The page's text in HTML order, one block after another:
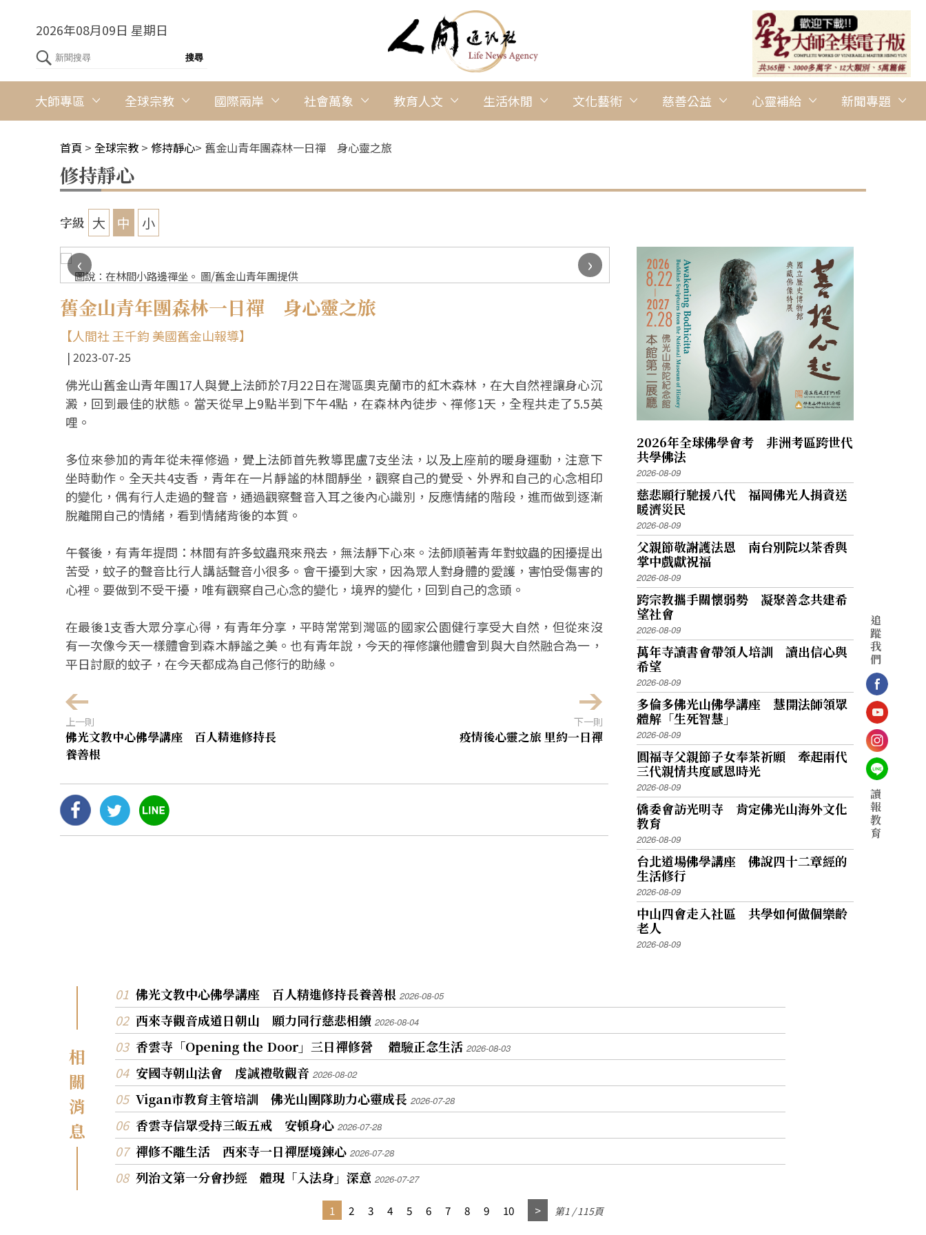
2026年08月09日 星期日
大師專區 全球宗教 國際兩岸 社會萬象 教育人文 生活休閒 文化藝術 慈善公益 心靈補給 新聞專題
首頁 > 全球宗教 > 修持靜心> 舊金山青年團森林一日禪 身心靈之旅
修持靜心
字級 大 中 小
圖說：在林間小路邊禪坐。 圖/舊金山青年團提供 圖說：大自然中禪修。 圖/舊金山青年團提供
‹
›
舊金山青年團森林一日禪 身心靈之旅
【人間社 王千鈞 美國舊金山報導】
2023-07-25
佛光山舊金山青年團17人與覺上法師於7月22日在灣區奧克蘭市的紅木森林，在大自然裡讓身心沉
澱，回到最佳的狀態。當天從早上9點半到下午4點，在森林內徒步、禪修1天，全程共走了5.5英
哩。
多位來參加的青年從未禪修過，覺上法師首先教導毘盧7支坐法，以及上座前的暖身運動，注意下
坐時動作。全天共4支香，青年在一片靜謐的林間靜坐，觀察自己的覺受、外界和自己的心念相印
的變化，偶有行人走過的聲音，通過觀察聲音入耳之後內心識別，反應情緒的階段，進而做到逐漸
脫離開自己的情緒，看到情緒背後的本質。
午餐後，有青年提問：林間有許多蚊蟲飛來飛去，無法靜下心來。法師順著青年對蚊蟲的困擾提出
苦受，蚊子的聲音比行人講話聲音小很多。會干擾到大家，因為眾人對身體的愛護，害怕受傷害的
心裡。要做到不受干擾，唯有觀察自己心念的變化，境界的變化，回到自己的念頭。
在最後1支香大眾分享心得，有青年分享，平時常常到灣區的國家公園健行享受大自然，但從來沒
有一次像今天一樣體會到森木靜謐之美。也有青年說，今天的禪修讓他體會到與大自然融合為一，
平日討厭的蚊子，在今天都成為自己修行的助緣。
上一則
佛光文教中心佛學講座 百人精進修持長
養善根
下一則
疫情後心靈之旅 里約一日禪
2026年全球佛學會考 非洲考區跨世代
共學佛法
2026-08-09
慈悲願行馳援八代 福岡佛光人捐資送
暖濟災民
2026-08-09
父親節敬謝護法恩 南台別院以茶香與
掌中戲獻祝福
2026-08-09
跨宗教攜手關懷弱勢 凝聚善念共建希
望社會
2026-08-09
萬年寺讀書會帶領人培訓 讀出信心與
希望
2026-08-09
多倫多佛光山佛學講座 慧開法師領眾
體解「生死智慧」
2026-08-09
圓福寺父親節子女奉茶祈願 牽起兩代
三代親情共度感恩時光
2026-08-09
僑委會訪光明寺 肯定佛光山海外文化
教育
2026-08-09
台北道場佛學講座 佛說四十二章經的
生活修行
2026-08-09
中山四會走入社區 共學如何做個樂齡
老人
2026-08-09
相
關
消
息
佛光文教中心佛學講座 百人精進修持長養善根 2026-08-05
西來寺觀音成道日朝山 願力同行慈悲相續 2026-08-04
香雲寺「Opening the Door」三日禪修營 體驗正念生活 2026-08-03
安國寺朝山法會 虔誠禮敬觀音 2026-08-02
Vigan市教育主管培訓 佛光山團隊助力心靈成長 2026-07-28
香雲寺信眾受持三皈五戒 安頓身心 2026-07-28
禪修不離生活 西來寺一日禪歷境鍊心 2026-07-28
列治文第一分會抄經 體現「入法身」深意 2026-07-27
1 2 3 4 5 6 7 8 9 10 第1 / 115頁
追
蹤
我
們
讀
報
教
育